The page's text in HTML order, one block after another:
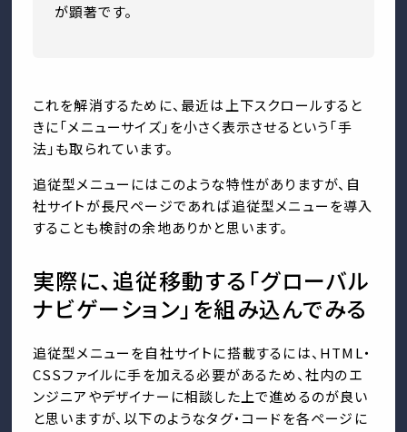
が顕著です。
これを解消するために、最近は上下スクロールすると
きに「メニューサイズ」を小さく表示させるという「手
法」も取られています。
追従型メニューにはこのような特性がありますが、自
社サイトが長尺ページであれば追従型メニューを導入
することも検討の余地ありかと思います。
実際に、追従移動する「グローバル
ナビゲーション」を組み込んでみる
追従型メニューを自社サイトに搭載するには、HTML・
CSSファイルに手を加える必要があるため、社内のエ
ンジニアやデザイナーに相談した上で進めるのが良い
と思いますが、以下のようなタグ・コードを各ページに